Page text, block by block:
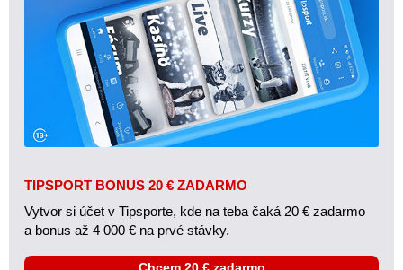
TIPSPORT BONUS 20 € ZADARMO
Vytvor si účet v Tipsporte, kde na teba čaká 20 € zadarmo
a bonus až 4 000 € na prvé stávky.